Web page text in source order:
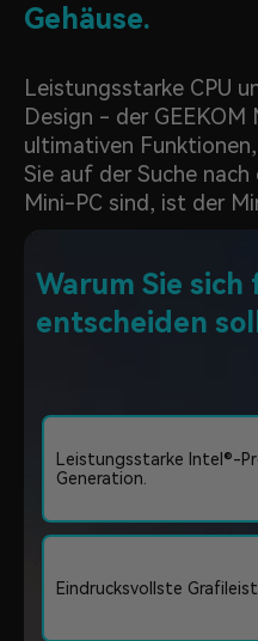
Gehäuse.
Leistungsstarke CPU
Design - der
ultimativen
Sie auf der Suche
Mini-PC sind, ist der
Warum Sie sich
entscheiden
Leistungsstarke Intel®-
Generation.
Eindrucksvollste